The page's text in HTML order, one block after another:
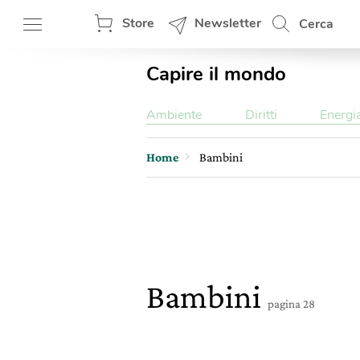
Store Newsletter Cerca
Capire il mondo
Ambiente Diritti
Home Bambini
Bambini pagina 28